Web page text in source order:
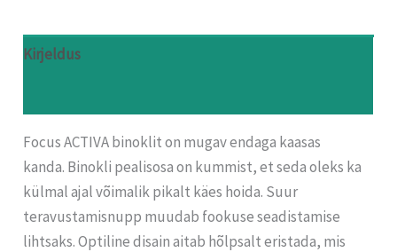
Kirjeldus
Focus ACTIVA binoklit on mugav endaga kaasas
kanda. Binokli pealisosa on kummist, et seda oleks ka
külmal ajal võimalik pikalt käes hoida. Suur
teravustamisnupp muudab fookuse seadistamise
lihtsaks. Optiline disain aitab hõlpsalt eristada, mis